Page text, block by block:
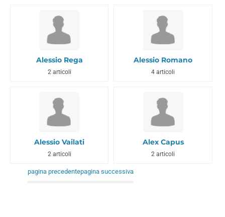
Alessio Rega
2 articoli
Alessio Romano
4 articoli
Alessio Vailati
2 articoli
Alex Capus
2 articoli
pagina precedentepagina successiva